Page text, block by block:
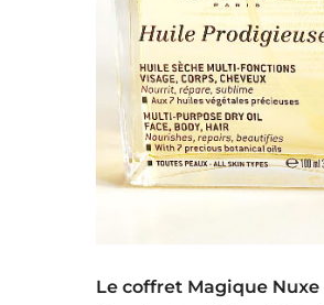
Le coffret Magique Nuxe